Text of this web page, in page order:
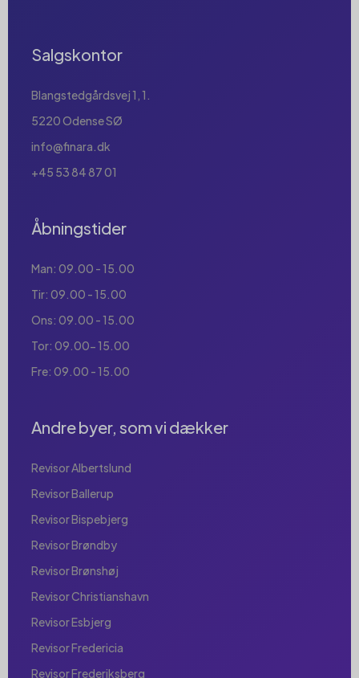
Salgskontor
Blangstedgårdsvej 1, 1.
5220 Odense SØ
info@finara.dk
+45 53 84 87 01
Åbningstider
Man: 09.00 - 15.00
Tir: 09.00 - 15.00
Ons: 09.00 - 15.00
Tor: 09.00- 15.00
Fre: 09.00 - 15.00
Andre byer, som vi dækker
Revisor Albertslund
Revisor Ballerup
Revisor Bispebjerg
Revisor Brøndby
Revisor Brønshøj
Revisor Christianshavn
Revisor Esbjerg
Revisor Fredericia
Revisor Frederiksberg